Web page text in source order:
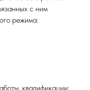
с ним
режима:
квалификации;